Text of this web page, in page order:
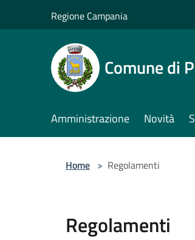
Regione Campania
Comune di
Amministrazione Novità
Home > Regolamenti
Regolamenti